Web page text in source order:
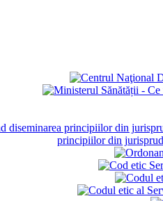
principiilor din